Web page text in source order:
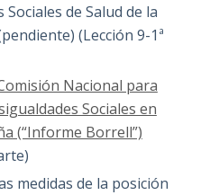
de Salud de la
(Lección 9-1ª
Nacional para
Sociales en
(“Informe Borrell”)
medidas de la posición